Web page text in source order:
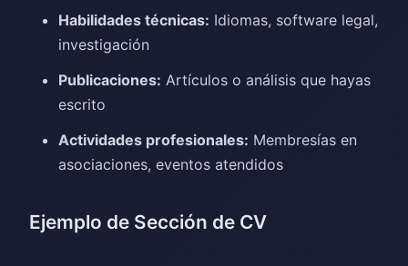
Habilidades técnicas: Idiomas, software legal,
investigación
Publicaciones: Artículos o análisis que hayas
escrito
Actividades profesionales: Membresías en
asociaciones, eventos atendidos
Ejemplo de Sección de CV